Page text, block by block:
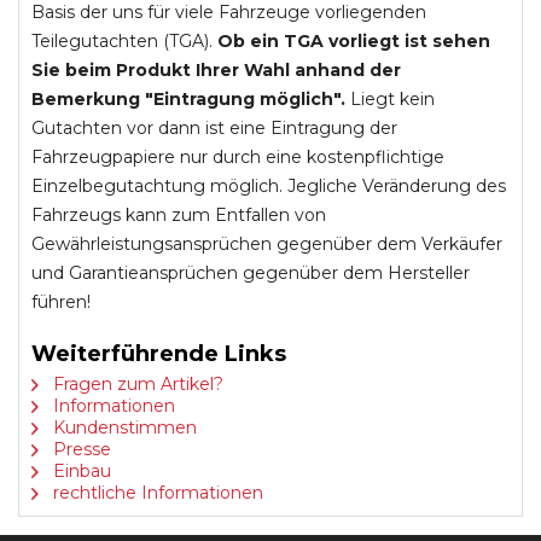
Basis der uns für viele Fahrzeuge vorliegenden
Teilegutachten (TGA). Ob ein TGA vorliegt ist sehen
Sie beim Produkt Ihrer Wahl anhand der
Bemerkung "Eintragung möglich". Liegt kein
Gutachten vor dann ist eine Eintragung der
Fahrzeugpapiere nur durch eine kostenpflichtige
Einzelbegutachtung möglich. Jegliche Veränderung des
Fahrzeugs kann zum Entfallen von
Gewährleistungsansprüchen gegenüber dem Verkäufer
und Garantieansprüchen gegenüber dem Hersteller
führen!
Weiterführende Links
Fragen zum Artikel?
Informationen
Kundenstimmen
Presse
Einbau
rechtliche Informationen